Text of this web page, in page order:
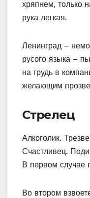
хряпнем, только
рука легкая.
Ленинград –
русого языка –
на грудь в
желающим
Стрелец
Алкоголик.
Счастливец.
В первом случае
Во втором